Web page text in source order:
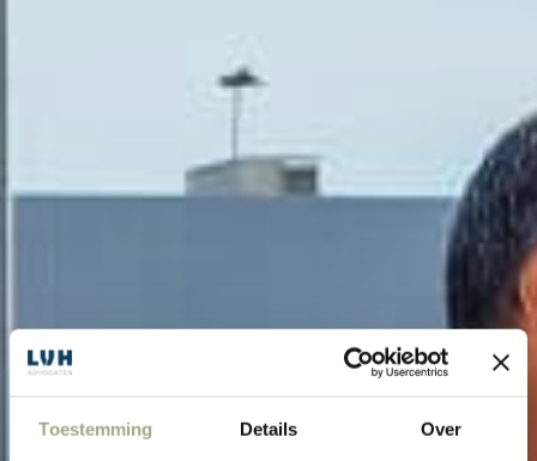
Toestemming Details Over